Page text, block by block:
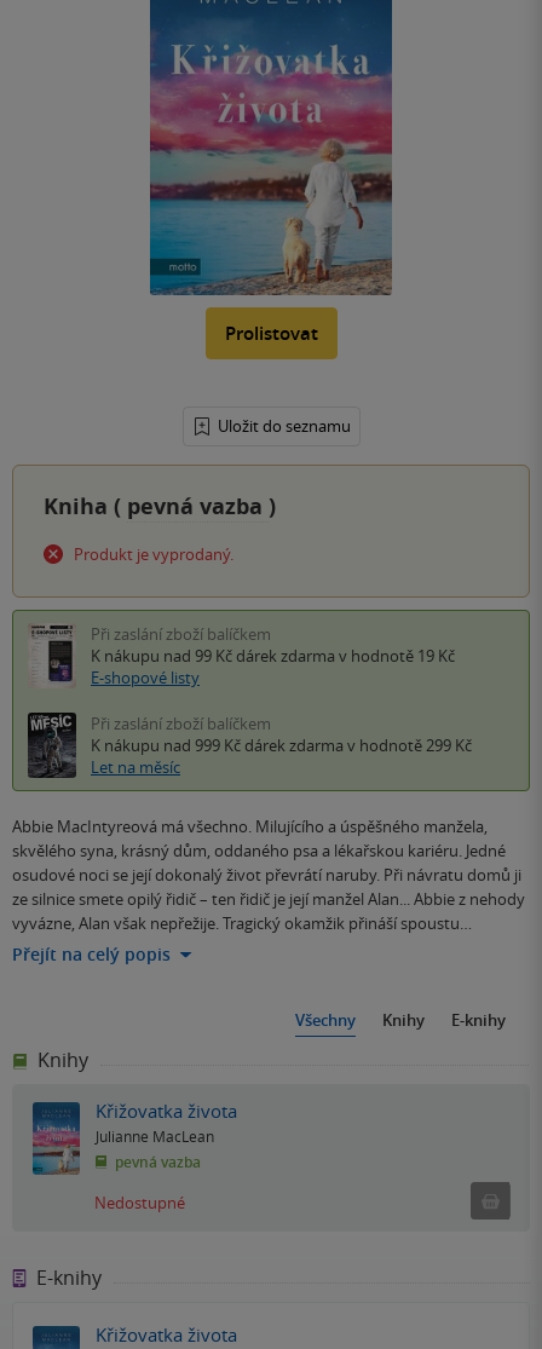
Prolistovat
Uložit do seznamu
Kniha ( pevná vazba )
Produkt je vyprodaný.
Při zaslání zboží balíčkem
K nákupu nad 99 Kč dárek zdarma v hodnotě 19 Kč
E-shopové listy
Při zaslání zboží balíčkem
K nákupu nad 999 Kč dárek zdarma v hodnotě 299 Kč
Let na měsíc
Abbie MacIntyreová má všechno. Milujícího a úspěšného manžela,
skvělého syna, krásný dům, oddaného psa a lékařskou kariéru. Jedné
osudové noci se její dokonalý život převrátí naruby. Při návratu domů ji
ze silnice smete opilý řidič – ten řidič je její manžel Alan... Abbie z nehody
vyvázne, Alan však nepřežije. Tragický okamžik přináší spoustu…
Přejít na celý popis
Všechny Knihy E-knihy
Knihy
Křižovatka života
Julianne MacLean
pevná vazba
Nedostupné
E-knihy
Křižovatka života